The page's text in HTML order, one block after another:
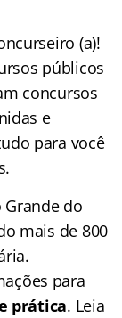
(a)!
públicos
concursos
e
para você
Grande do
mais de 800
para
prática. Leia